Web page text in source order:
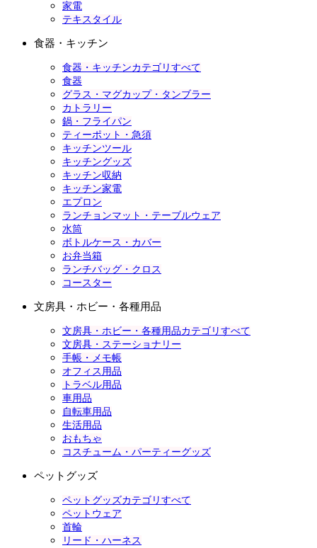
家電
テキスタイル
食器・キッチン
食器・キッチンカテゴリすべて
食器
グラス・マグカップ・タンブラー
カトラリー
鍋・フライパン
ティーポット・急須
キッチンツール
キッチングッズ
キッチン収納
キッチン家電
エプロン
ランチョンマット・テーブルウェア
水筒
ボトルケース・カバー
お弁当箱
ランチバッグ・クロス
コースター
文房具・ホビー・各種用品
文房具・ホビー・各種用品カテゴリすべて
文房具・ステーショナリー
手帳・メモ帳
オフィス用品
トラベル用品
車用品
自転車用品
生活用品
おもちゃ
コスチューム・パーティーグッズ
ペットグッズ
ペットグッズカテゴリすべて
ペットウェア
首輪
リード・ハーネス